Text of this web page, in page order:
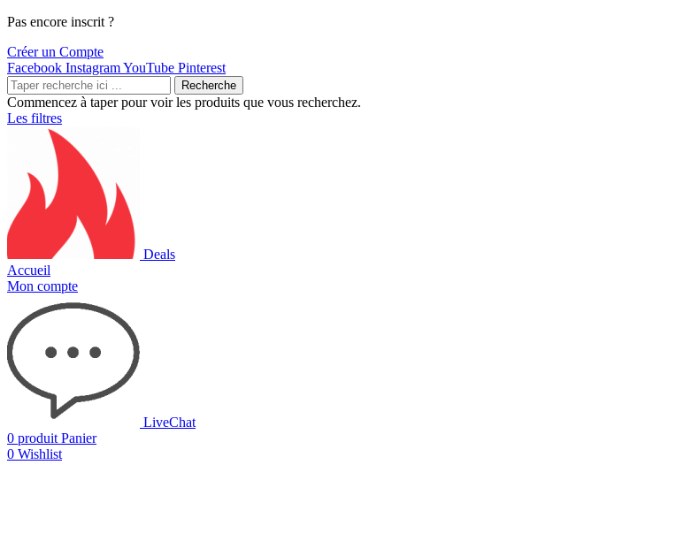
Pas encore inscrit ?
Créer un Compte
Facebook InstagramYouTube Pinterest
Recherche
Commencez à taper pour voir les produits que vous recherchez.
Les filtres
Deals
Accueil
Mon compte
LiveChat
0 produit Panier
0 Wishlist